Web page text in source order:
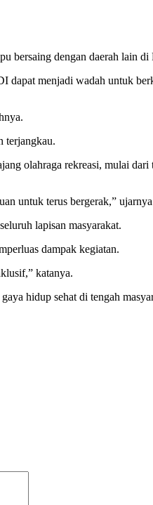
bersaing dengan daerah lain di
menjadi wadah untuk
terjangkau.
olahraga rekreasi, mulai
untuk terus bergerak,”
lapisan masyarakat.
dampak kegiatan.
katanya.
hidup sehat di tengah